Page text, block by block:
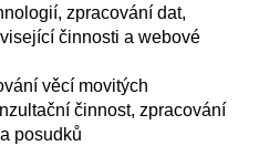
zpracování dat,
činnosti a webové
věcí movitých
činnost, zpracování
posudků